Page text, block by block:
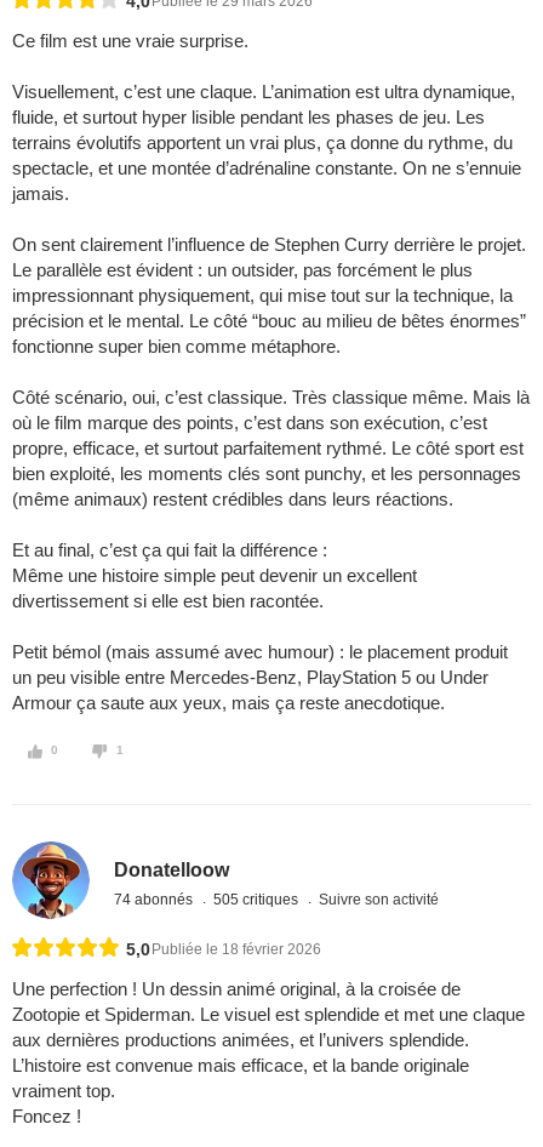
Ce film est une vraie surprise.
Visuellement, c’est une claque. L’animation est ultra dynamique,
fluide, et surtout hyper lisible pendant les phases de jeu. Les
terrains évolutifs apportent un vrai plus, ça donne du rythme, du
spectacle, et une montée d’adrénaline constante. On ne s’ennuie
jamais.
On sent clairement l’influence de Stephen Curry derrière le projet.
Le parallèle est évident : un outsider, pas forcément le plus
impressionnant physiquement, qui mise tout sur la technique, la
précision et le mental. Le côté “bouc au milieu de bêtes énormes”
fonctionne super bien comme métaphore.
Côté scénario, oui, c’est classique. Très classique même. Mais là
où le film marque des points, c’est dans son exécution, c’est
propre, efficace, et surtout parfaitement rythmé. Le côté sport est
bien exploité, les moments clés sont punchy, et les personnages
(même animaux) restent crédibles dans leurs réactions.
Et au final, c’est ça qui fait la différence :
Même une histoire simple peut devenir un excellent
divertissement si elle est bien racontée.
Petit bémol (mais assumé avec humour) : le placement produit
un peu visible entre Mercedes-Benz, PlayStation 5 ou Under
Armour ça saute aux yeux, mais ça reste anecdotique.
0 1
Donatelloow
74 abonnés 505 critiques Suivre son activité
5,0 Publiée le 18 février 2026
Une perfection ! Un dessin animé original, à la croisée de
Zootopie et Spiderman. Le visuel est splendide et met une claque
aux dernières productions animées, et l’univers splendide.
L’histoire est convenue mais efficace, et la bande originale
vraiment top.
Foncez !